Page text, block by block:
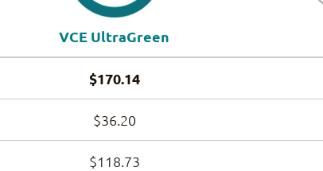
VCE UltraGreen
$170.14
$36.20
$118.73